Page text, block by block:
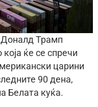
Доналд Трамп
ќе се спречи
царини
90 дена,
Белата куќа.